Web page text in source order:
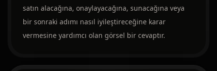
satın alacağına, onaylayacağına, sunacağına veya
bir sonraki adımı nasıl iyileştireceğine karar
vermesine yardımcı olan görsel bir cevaptır.